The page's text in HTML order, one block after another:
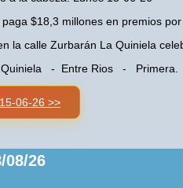
$18,3 millones en premios
la calle Zurbarán La Quiniela
Quiniela - Entre Rios - Primera.
06-26 >>
26